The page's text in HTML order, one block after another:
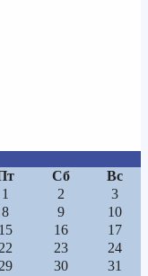
Сб
Вс
1
2
3
8 9
10
15 16
17
22 23
24
29 30 31